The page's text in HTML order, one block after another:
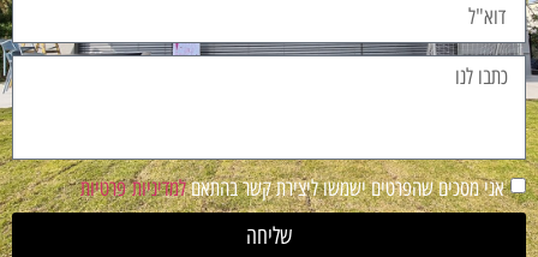
אני מסכים שהפרטים ישמשו ליצירת קשר בהתאםלמדיניות פרטיות
שליחה